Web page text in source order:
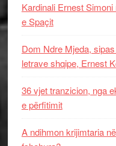
Kardinali Ernest
e Spaçit
Dom Ndre Mjeda,
letrave shqipe, Ernest
36 vjet tranzicion, nga
e përfitimit
A ndihmon krijimtaria